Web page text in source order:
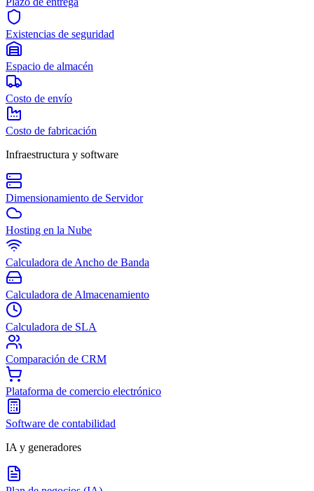
Existencias de seguridad
Espacio de almacén
Costo de envío
Costo de fabricación
Infraestructura y software
Dimensionamiento de Servidor
Hosting en la Nube
Calculadora de Ancho de Banda
Calculadora de Almacenamiento
Calculadora de SLA
Comparación de CRM
Plataforma de comercio electrónico
Software de contabilidad
IA y generadores